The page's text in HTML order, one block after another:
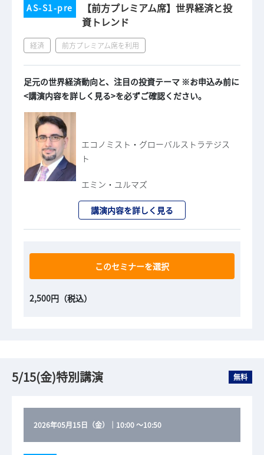
AS-S1-pre
【前方プレミアム席】世界経済と投
資トレンド
経済 前方プレミアム席を利用
足元の世界経済動向と、注目の投資テーマ ※お申込み前に
<講演内容を詳しく見る>を必ずご確認ください。
エコノミスト・グローバルストラテジス
ト
エミン・ユルマズ
講演内容を詳しく見る
このセミナーを選択
2,500円（税込）
5/15(金)特別講演 無料
2026年05月15日（金） ｜ 10:00～10:50